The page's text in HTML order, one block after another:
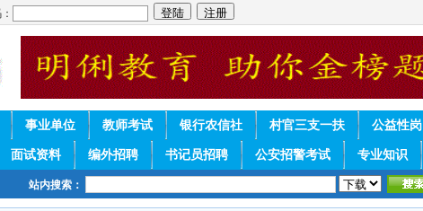
事业单位 教师考试 银行农信社 村官三支一扶 公益性岗
面试资料 编外招聘 书记员招聘 公安招警考试 专业知识
站内搜索：